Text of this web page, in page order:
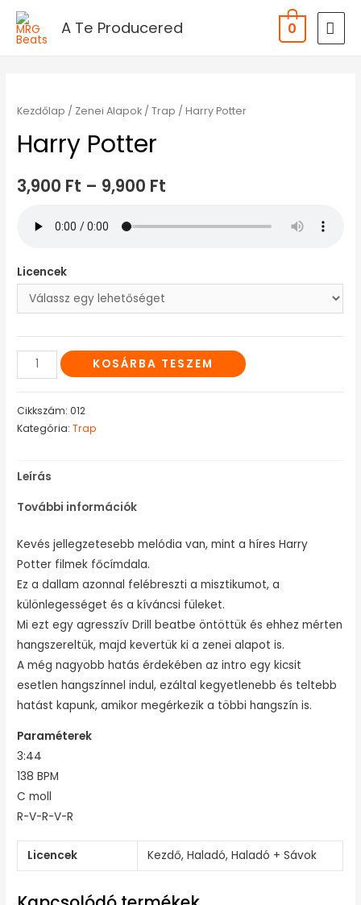
A Te Producered 0
Kezdőlap / Zenei Alapok /Trap / Harry Potter
Harry Potter
3,900 Ft – 9,900 Ft
Licencek
KOSÁRBA TESZEM
Cikkszám:012
Kategória:Trap
Leírás
További információk
Kevés jellegzetesebb melódia van, mint a híres Harry
Potter filmek főcímdala.
Ez a dallam azonnal felébreszti a misztikumot, a
különlegességet és a kíváncsi füleket.
Mi ezt egy agresszív Drill beatbe öntöttük és ehhez mérten
hangszereltük, majd kevertük ki a zenei alapot is.
A még nagyobb hatás érdekében az intro egy kicsit
esetlen hangszínnel indul, ezáltal kegyetlenebb és teltebb
hatást kapunk, amikor megérkezik a többi hangszín is.
Paraméterek
3:44
138 BPM
C moll
R-V-R-V-R
Licencek Kezdő, Haladó, Haladó + Sávok